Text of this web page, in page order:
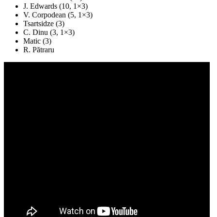
J. Edwards (10, 1×3)
V. Corpodean (5, 1×3)
Tsartsidze (3)
C. Dinu (3, 1×3)
Matic (3)
R. Pătraru